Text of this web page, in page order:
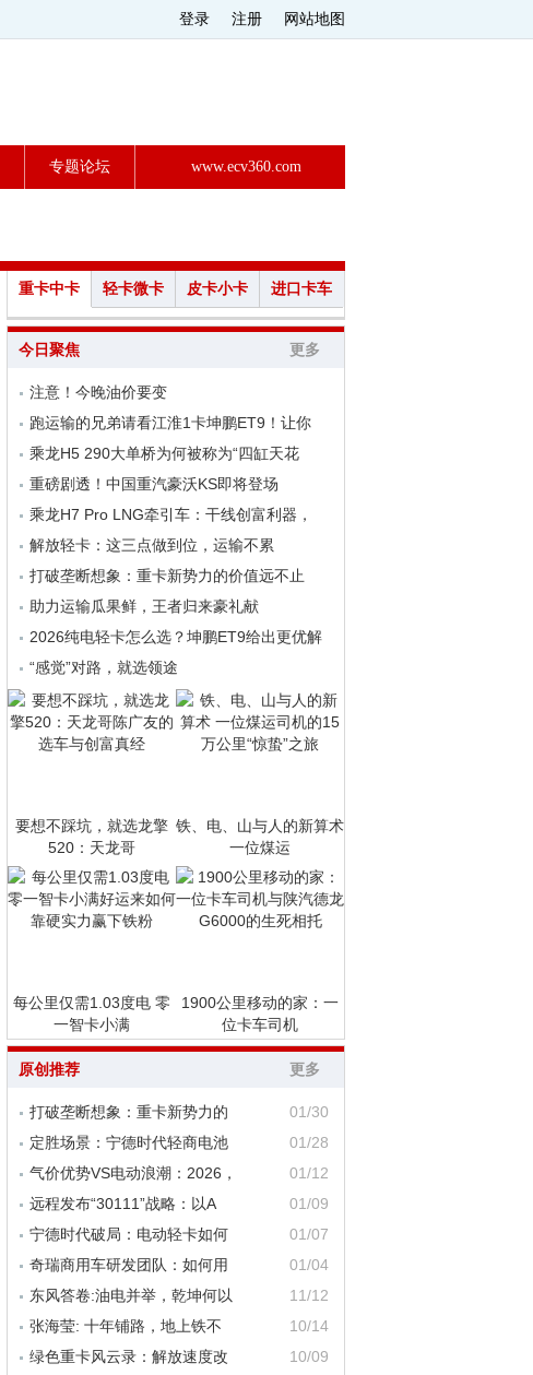
登录 注册 网站地图
专题论坛 www.ecv360.com
重卡中卡 轻卡微卡 皮卡小卡 进口卡车
今日聚焦 更多
注意！今晚油价要变
跑运输的兄弟请看江淮1卡坤鹏ET9！让你
乘龙H5 290大单桥为何被称为“四缸天花
重磅剧透！中国重汽豪沃KS即将登场
乘龙H7 Pro LNG牵引车：干线创富利器，
解放轻卡：这三点做到位，运输不累
打破垄断想象：重卡新势力的价值远不止
助力运输瓜果鲜，王者归来豪礼献
2026纯电轻卡怎么选？坤鹏ET9给出更优解
“感觉”对路，就选领途
要想不踩坑，就选龙擎
520：天龙哥
铁、电、山与人的新算术
一位煤运
每公里仅需1.03度电 零
一智卡小满
1900公里移动的家：一
位卡车司机
原创推荐 更多
打破垄断想象：重卡新势力的
01/30
定胜场景：宁德时代轻商电池
01/28
气价优势VS电动浪潮：2026，
01/12
远程发布“30111”战略：以A
01/09
宁德时代破局：电动轻卡如何
01/07
奇瑞商用车研发团队：如何用
01/04
东风答卷:油电并举，乾坤何以
11/12
张海莹: 十年铺路，地上铁不
10/14
绿色重卡风云录：解放速度改
10/09